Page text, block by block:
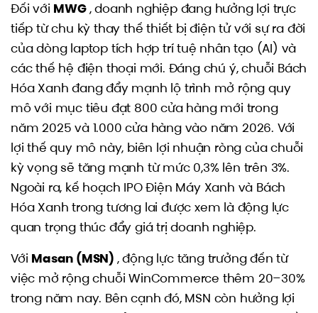
Đối với MWG, doanh nghiệp đang hưởng lợi trực
tiếp từ chu kỳ thay thế thiết bị điện tử với sự ra đời
của dòng laptop tích hợp trí tuệ nhân tạo (AI) và
các thế hệ điện thoại mới. Đáng chú ý, chuỗi Bách
Hóa Xanh đang đẩy mạnh lộ trình mở rộng quy
mô với mục tiêu đạt 800 cửa hàng mới trong
năm 2025 và 1.000 cửa hàng vào năm 2026. Với
lợi thế quy mô này, biên lợi nhuận ròng của chuỗi
kỳ vọng sẽ tăng mạnh từ mức 0,3% lên trên 3%.
Ngoài ra, kế hoạch IPO Điện Máy Xanh và Bách
Hóa Xanh trong tương lai được xem là động lực
quan trọng thúc đẩy giá trị doanh nghiệp.
Với Masan (MSN) , động lực tăng trưởng đến từ
việc mở rộng chuỗi WinCommerce thêm 20–30%
trong năm nay. Bên cạnh đó, MSN còn hưởng lợi